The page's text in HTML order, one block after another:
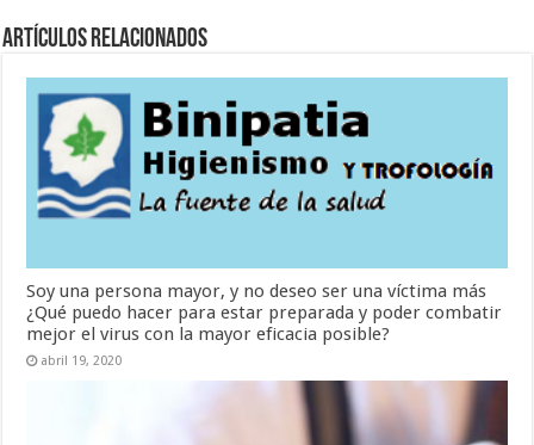
Artículos Relacionados
Soy una persona mayor, y no deseo ser una víctima más
¿Qué puedo hacer para estar preparada y poder combatir
mejor el virus con la mayor eficacia posible?
abril 19, 2020